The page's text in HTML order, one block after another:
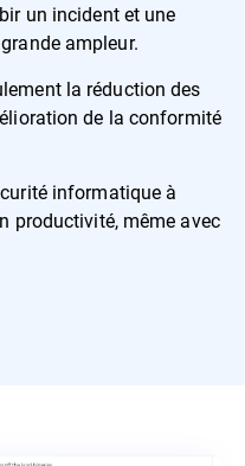
un incident et une
ampleur.
la réduction des
de la conformité
informatique à
productivité, même avec